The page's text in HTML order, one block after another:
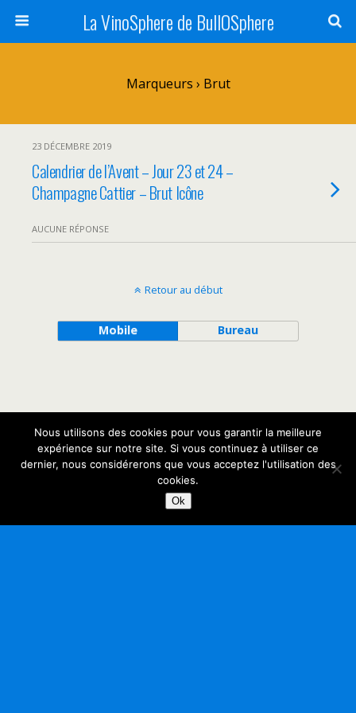
La VinoSphere de BullOSphere
Marqueurs › Brut
23 DÉCEMBRE 2019
Calendrier de l’Avent – Jour 23 et 24 –
Champagne Cattier – Brut Icône
AUCUNE RÉPONSE
Retour au début
Mobile Bureau
Nous utilisons des cookies pour vous garantir la meilleure
expérience sur notre site. Si vous continuez à utiliser ce
dernier, nous considérerons que vous acceptez l'utilisation des
cookies.
Ok